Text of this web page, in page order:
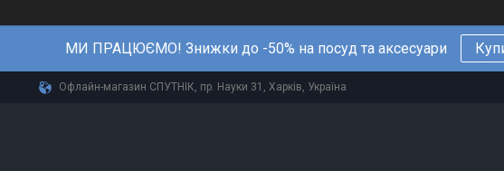
МИ ПРАЦЮЄМО! Знижки до -50% на посуд та аксесуари
Офлайн-магазин СПУТНІК, пр. Науки 31, Харків, Україна